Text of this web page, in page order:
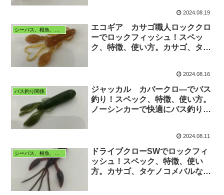
2024.08.19
エコギア カサゴ職人ロッククロ
ーでロックフィッシュ！スペッ
ク、特徴、使い方。カサゴ、タケ
2024.08.16
バス釣り関係
ジャッカル カバークロ―でバス
釣り！スペック、特徴、使い方。
ノーシンカーで快適にバス釣り出
2024.08.11
ドライブクローSWでロックフィ
ッシュ！スペック、特徴、使い
方。カサゴ、タケノコメバルなど